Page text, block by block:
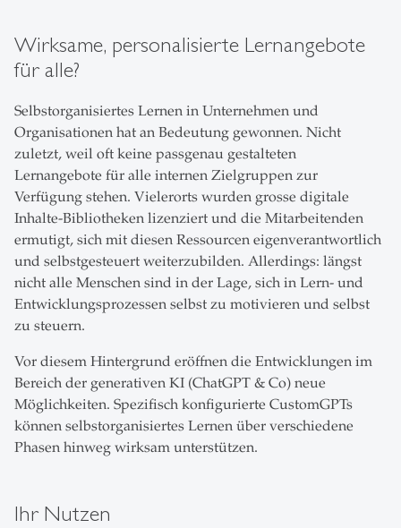
Wirksame, personalisierte Lernangebote
für alle?
Selbstorganisiertes Lernen in Unternehmen und
Organisationen hat an Bedeutung gewonnen. Nicht
zuletzt, weil oft keine passgenau gestalteten
Lernangebote für alle internen Zielgruppen zur
Verfügung stehen. Vielerorts wurden grosse digitale
Inhalte-Bibliotheken lizenziert und die Mitarbeitenden
ermutigt, sich mit diesen Ressourcen eigenverantwortlich
und selbstgesteuert weiterzubilden. Allerdings: längst
nicht alle Menschen sind in der Lage, sich in Lern- und
Entwicklungsprozessen selbst zu motivieren und selbst
zu steuern.
Vor diesem Hintergrund eröffnen die Entwicklungen im
Bereich der generativen KI (ChatGPT & Co) neue
Möglichkeiten. Spezifisch konfigurierte CustomGPTs
können selbstorganisiertes Lernen über verschiedene
Phasen hinweg wirksam unterstützen.
Ihr Nutzen